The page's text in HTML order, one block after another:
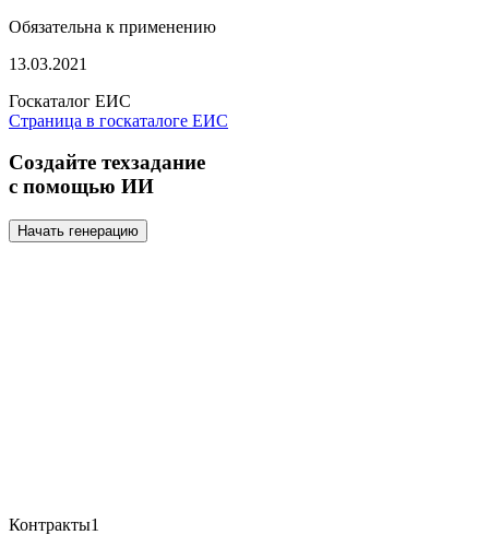
Обязательна к применению
13.03.2021
Госкаталог ЕИС
Страница в госкаталоге ЕИС
Создайте техзадание
с помощью ИИ
Начать генерацию
Контракты1